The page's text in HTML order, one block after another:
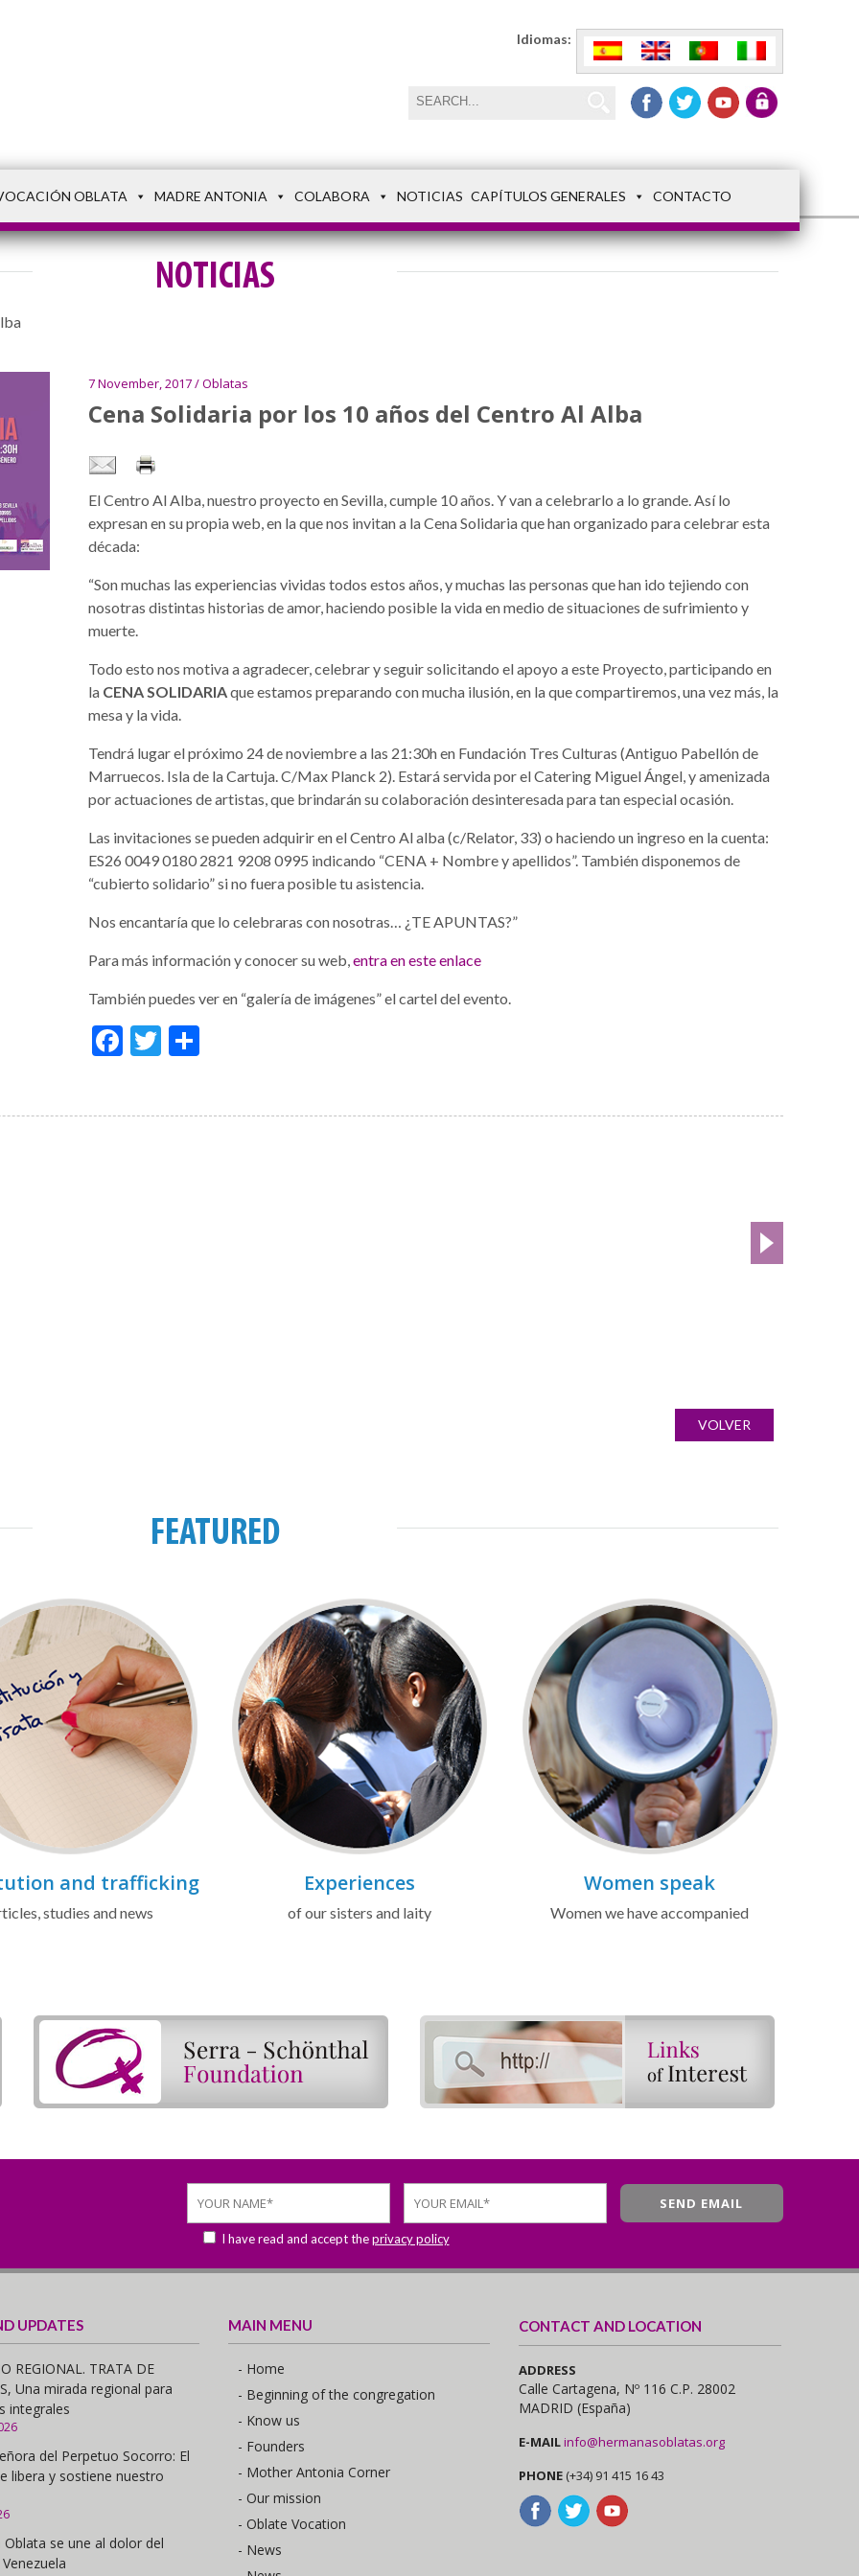
Idiomas:
OBLATA MADRE ANTONIA COLABORA NOTICIAS CAPÍTULOS GENERALES CONTACTO
NOTICIAS
7 November, 2017 / Oblatas
Cena Solidaria por los 10 años del Centro Al Alba
El Centro Al Alba, nuestro proyecto en Sevilla, cumple 10 años. Y van a celebrarlo a lo grande. Así lo
expresan en su propia web, en la que nos invitan a la Cena Solidaria que han organizado para celebrar esta
década:
“Son muchas las experiencias vividas todos estos años, y muchas las personas que han ido tejiendo con
nosotras distintas historias de amor, haciendo posible la vida en medio de situaciones de sufrimiento y
muerte.
Todo esto nos motiva a agradecer, celebrar y seguir solicitando el apoyo a este Proyecto, participando en
la CENA SOLIDARIAque estamos preparando con mucha ilusión, en la que compartiremos, una vez más, la
mesa y la vida.
Tendrá lugar el próximo 24 de noviembre a las 21:30h en Fundación Tres Culturas (Antiguo Pabellón de
Marruecos. Isla de la Cartuja. C/Max Planck 2). Estará servida por el Catering Miguel Ángel, y amenizada
por actuaciones de artistas, que brindarán su colaboración desinteresada para tan especial ocasión.
Las invitaciones se pueden adquirir en el Centro Al alba (c/Relator, 33) o haciendo un ingreso en la cuenta:
ES26 0049 0180 2821 9208 0995 indicando “CENA + Nombre y apellidos”. También disponemos de
“cubierto solidario” si no fuera posible tu asistencia.
Nos encantaría que lo celebraras con nosotras… ¿TE APUNTAS?”
Para más información y conocer su web,entra en este enlace
También puedes ver en “galería de imágenes” el cartel del evento.
Facebook
Twitter
Share
VOLVER
FEATURED
and trafficking
studies and news
Experiences
of our sisters and laity
Women speak
Women we have accompanied
I have read and accept theprivacy policy
UPDATES
REGIONAL. TRATA DE
Una mirada regional para
integrales
del Perpetuo Socorro: El
libera y sostiene nuestro
Oblata se une al dolor del
MAIN MENU
- Home
- Beginning of the congregation
- Know us
- Founders
- Mother Antonia Corner
- Our mission
- Oblate Vocation
- News
CONTACT AND LOCATION
ADDRESS
Calle Cartagena, Nº 116 C.P. 28002
MADRID (España)
E-MAILinfo@hermanasoblatas.org
PHONE (+34) 91 415 16 43